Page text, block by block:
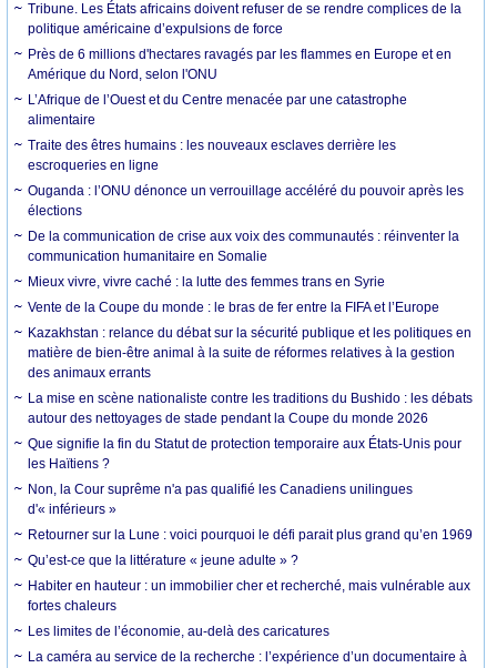
Tribune. Les États africains doivent refuser de se rendre complices de la
politique américaine d’expulsions de force
Près de 6 millions d'hectares ravagés par les flammes en Europe et en
Amérique du Nord, selon l'ONU
L’Afrique de l’Ouest et du Centre menacée par une catastrophe
alimentaire
Traite des êtres humains : les nouveaux esclaves derrière les
escroqueries en ligne
Ouganda : l’ONU dénonce un verrouillage accéléré du pouvoir après les
élections
De la communication de crise aux voix des communautés : réinventer la
communication humanitaire en Somalie
Mieux vivre, vivre caché : la lutte des femmes trans en Syrie
Vente de la Coupe du monde : le bras de fer entre la FIFA et l’Europe
Kazakhstan : relance du débat sur la sécurité publique et les politiques en
matière de bien-être animal à la suite de réformes relatives à la gestion
des animaux errants
La mise en scène nationaliste contre les traditions du Bushido : les débats
autour des nettoyages de stade pendant la Coupe du monde 2026
Que signifie la fin du Statut de protection temporaire aux États-Unis pour
les Haïtiens ?
Non, la Cour suprême n'a pas qualifié les Canadiens unilingues
d'« inférieurs »
Retourner sur la Lune : voici pourquoi le défi parait plus grand qu’en 1969
Qu’est-ce que la littérature « jeune adulte » ?
Habiter en hauteur : un immobilier cher et recherché, mais vulnérable aux
fortes chaleurs
Les limites de l’économie, au-delà des caricatures
La caméra au service de la recherche : l’expérience d’un documentaire à